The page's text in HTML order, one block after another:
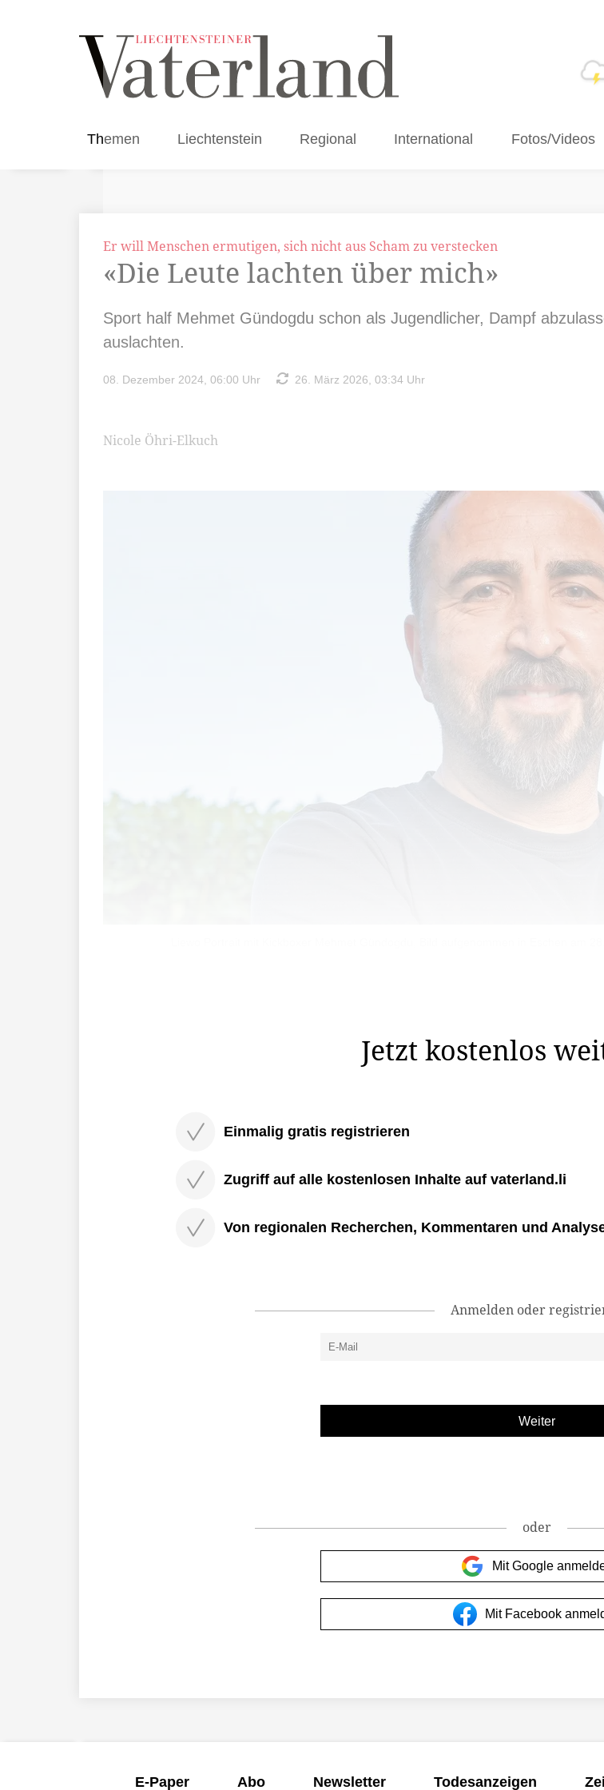
Themen Liechtenstein Regional International Fotos/Videos
Er will Menschen ermutigen, sich nicht aus Scham zu verstecken
«Die Leute lachten über mich»
Sport half Mehmet Gündogdu schon als Jugendlicher, Dampf
auslachten.
08. Dezember 2024, 06:00 Uhr 26. März 2026, 03:34 Uhr
Nicole Öhri-Elkuch
Jetzt kostenlos
Einmalig gratis registrieren
Zugriff auf alle kostenlosen Inhalte auf vaterland.li
Von regionalen Recherchen, Kommentaren und
Anmelden oder
oder
Mit Google
Mit Facebook
E-Paper Abo Newsletter Todesanzeigen